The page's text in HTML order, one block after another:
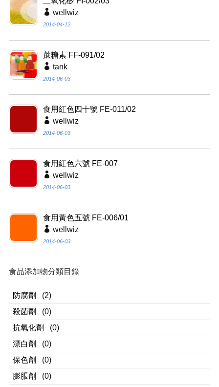
wellwiz
2014-04-12
蔗糖素 FF-091/02
tank
2014-06-03
食用紅色四十號 FE-011/02
wellwiz
2014-06-03
食用紅色六號 FE-007
wellwiz
2014-06-03
食用黃色五號 FE-006/01
wellwiz
2014-06-03
食品添加物分類目錄
防腐劑
(2)
殺菌劑
(0)
抗氧化劑
(0)
漂白劑
(0)
保色劑
(0)
膨脹劑
(0)